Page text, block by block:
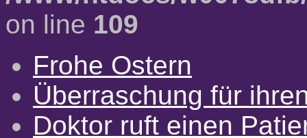
on line 109
Frohe Ostern
Überraschung für
Doktor ruft einen